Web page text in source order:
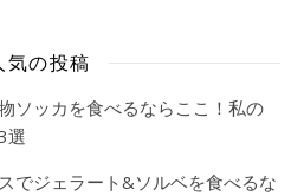
気の投稿
ソッカを食べるならここ！私の
選
でジェラート&ソルベを食べるな